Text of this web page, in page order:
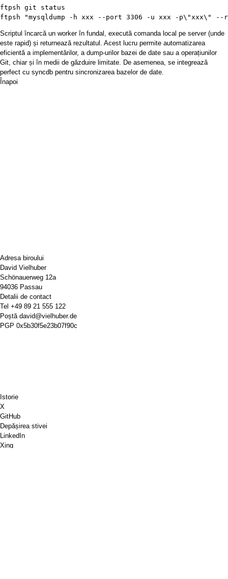
ftpsh git status
ftpsh "mysqldump -h xxx --port 3306 -u xxx -p\"xxx\" --
Scriptul încarcă un worker în fundal, execută comanda local pe server (unde
este rapid) și returnează rezultatul. Acest lucru permite automatizarea
eficientă a implementărilor, a dump-urilor bazei de date sau a operațiunilor
Git, chiar și în medii de găzduire limitate. De asemenea, se integrează
perfect cu syncdb pentru sincronizarea bazelor de date.
Înapoi
Adresa biroului
David Vielhuber
Schönauerweg 12a
94036 Passau
Detalii de contact
Tel +49 89 21 555 122
Poștă david@vielhuber.de
PGP 0x5b30f5e23b07f90c
Istorie
X
GitHub
Depășirea stivei
LinkedIn
Xing